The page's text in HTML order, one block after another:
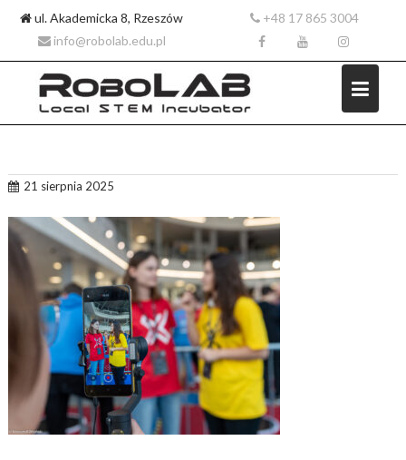
Skip
content
ul. Akademicka 8, Rzeszów
+48 17 865 3004
info@robolab.edu.pl
21 sierpnia 2025